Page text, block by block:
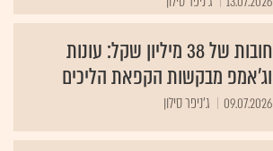
חובות של 38 מיליון שקל: עונות
וג’אמפ מבקשות הקפאת הליכים
09.07.2026 ג'ניפר סילון